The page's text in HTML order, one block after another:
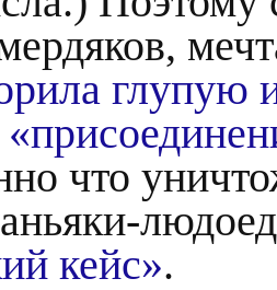
глупую
что
кейс».